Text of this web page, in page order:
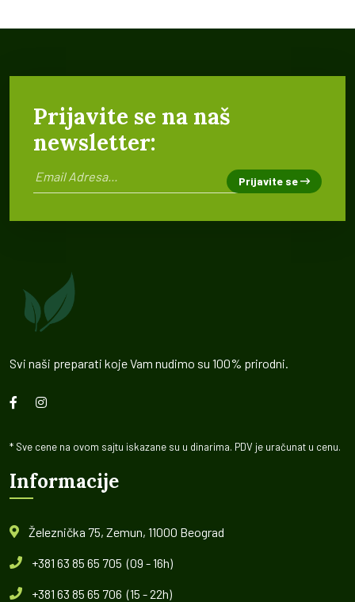
Prijavite se na naš
newsletter:
Prijavite se
Svi naši preparati koje Vam nudimo su 100% prirodni.
* Sve cene na ovom sajtu iskazane su u dinarima. PDV je uračunat u cenu.
Informacije
Železnička 75, Zemun, 11000 Beograd
+381 63 85 65 705 (09 - 16h)
+381 63 85 65 706 (15 - 22h)